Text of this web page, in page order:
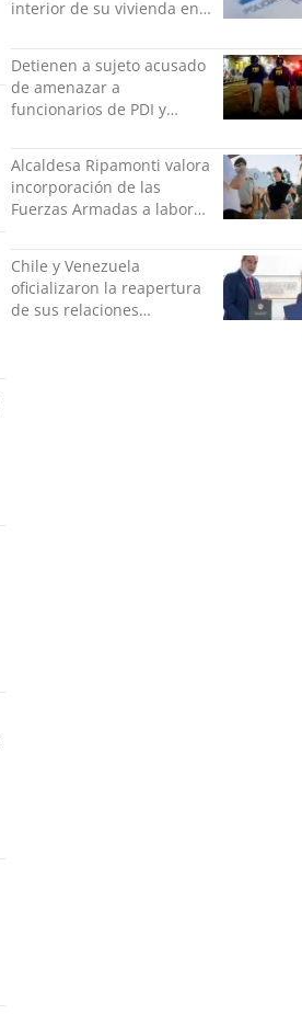
interior de su vivienda en
Detienen a sujeto acusado
de amenazar a
funcionarios de PDI y
Verde
Alcaldesa Ripamonti valora
incorporación de las
Fuerzas Armadas a labores
“responsabilidad política”
Chile y Venezuela
oficializaron la reapertura
de sus relaciones